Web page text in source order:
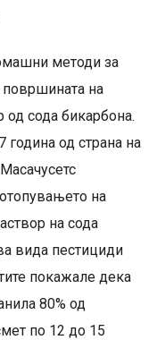
методи за
површината на
од сода бикарбона.
од страна на
на
на сода
вида пестициди
покажале дека
80% од
по 12 до 15